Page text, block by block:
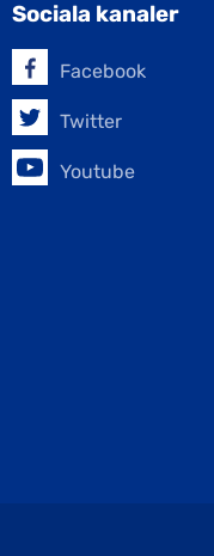
Sociala kanaler
Facebook
Twitter
Youtube